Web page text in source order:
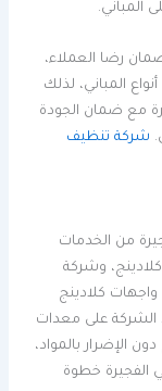
المباني.
رضا العملاء،
المباني، لذلك
مع ضمان الجودة
شركة تنظيف
من الخدمات
وشركة
كلادينج
الشركة على معدات
الإضرار بالمواد،
الفجيرة خطوة